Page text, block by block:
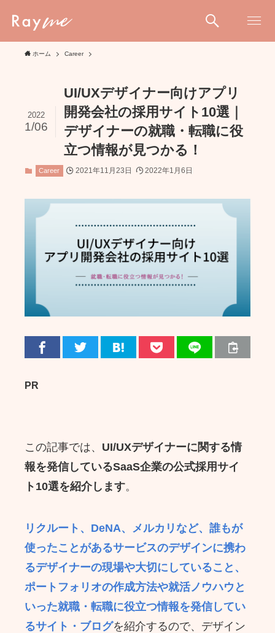
ホーム Career
UI/UXデザイナー向けアプリ
開発会社の採用サイト10選｜
デザイナーの就職・転職に役
立つ情報が見つかる！
2022
1/06
Career 2021年11月23日 2022年1月6日
PR
この記事では、 UI/UXデザイナーに関する情
報を発信しているSaaS企業の公式採用サイ
ト10選を紹介します。
リクルート、DeNA、メルカリなど、誰もが
使ったことがあるサービスのデザインに携わ
るデザイナーの現場や大切にしていること、
ポートフォリオの作成方法や就活ノウハウと
いった就職・転職に役立つ情報を発信してい
るサイト・ブログを紹介するので、デザイン